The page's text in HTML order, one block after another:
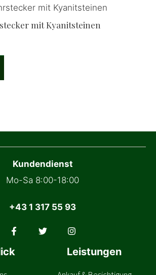
mit Kyanitsteinen
Kundendienst
Mo-Sa 8:00-18:00
+43 1 317 55 93
Leistungen